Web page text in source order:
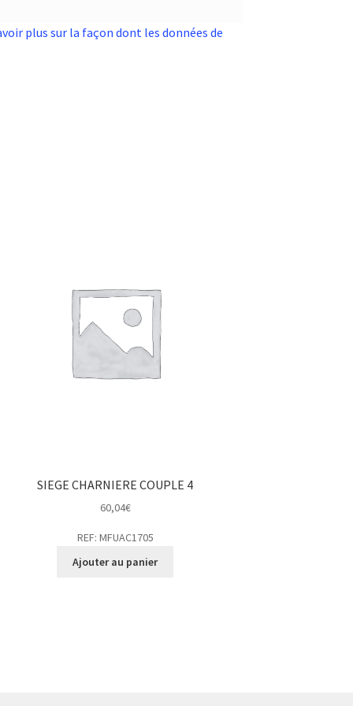
plus sur la façon dont les données de
SIEGE CHARNIERE COUPLE 4
60,04€
REF: MFUAC1705
Ajouter au panier